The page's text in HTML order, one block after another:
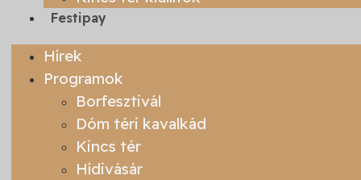
Festipay
Hírek
Programok
Borfesztivál
Dóm téri kavalkád
Kincs tér
Hídivásár